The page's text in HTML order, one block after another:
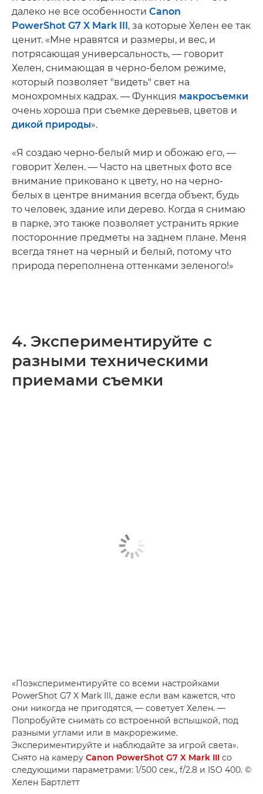
далеко не все особенности Canon
PowerShot G7 X Mark III, за которые Хелен ее так
ценит. «Мне нравятся и размеры, и вес, и
потрясающая универсальность, — говорит
Хелен, снимающая в черно-белом режиме,
который позволяет "видеть" свет на
монохромных кадрах. — Функция макросъемки
очень хороша при съемке деревьев, цветов и
дикой природы».
«Я создаю черно-белый мир и обожаю его, —
говорит Хелен. — Часто на цветных фото все
внимание приковано к цвету, но на черно-
белых в центре внимания всегда объект, будь
то человек, здание или дерево. Когда я снимаю
в парке, это также позволяет устранить яркие
посторонние предметы на заднем плане. Меня
всегда тянет на черный и белый, потому что
природа переполнена оттенками зеленого!»
4. Экспериментируйте с
разными техническими
приемами съемки
«Поэкспериментируйте со всеми настройками
PowerShot G7 X Mark III, даже если вам кажется, что
они никогда не пригодятся, — советует Хелен. —
Попробуйте снимать со встроенной вспышкой, под
разными углами или в макрорежиме.
Экспериментируйте и наблюдайте за игрой света».
Снято на камеру Canon PowerShot G7 X Mark III со
следующими параметрами: 1/500 сек., f/2.8 и ISO 400. ©
Хелен Бартлетт